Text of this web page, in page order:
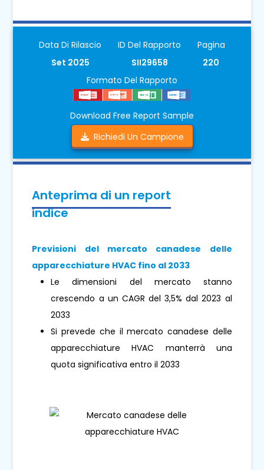
Data Di Rilascio
Set 2025
ID Del Rapporto
SII29658
Pagina
220
Formato Del Rapporto
Download Free Report Sample
Richiedi Un Campione
Anteprima di un report
indice
Previsioni del mercato canadese delle
apparecchiature HVAC fino al 2033
Le dimensioni del mercato stanno
crescendo a un CAGR del 3,5% dal 2023 al
2033
Si prevede che il mercato canadese delle
apparecchiature HVAC manterrà una
quota significativa entro il 2033